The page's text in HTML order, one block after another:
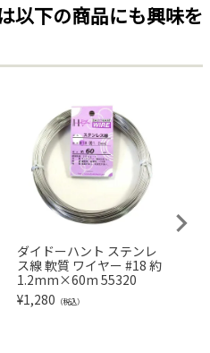
以下の商品にも興味を
ダイドーハント ステンレ
ス線 軟質 ワイヤー #18 約
1.2mm×60m 55320
¥1,280 （税込）